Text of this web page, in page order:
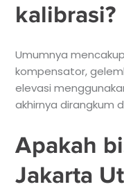
kalibrasi?
Umumnya
kompensator,
elevasi
akhirnya dirangkum
Apakah
Jakarta